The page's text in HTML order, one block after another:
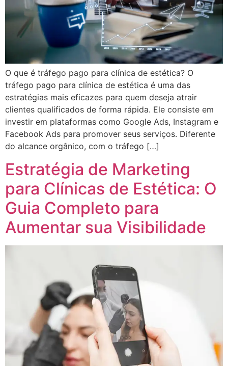
O que é tráfego pago para clínica de estética? O
tráfego pago para clínica de estética é uma das
estratégias mais eficazes para quem deseja atrair
clientes qualificados de forma rápida. Ele consiste em
investir em plataformas como Google Ads, Instagram e
Facebook Ads para promover seus serviços. Diferente
do alcance orgânico, com o tráfego […]
Estratégia de Marketing
para Clínicas de Estética: O
Guia Completo para
Aumentar sua Visibilidade